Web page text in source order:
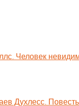
Человек
Духлесс.